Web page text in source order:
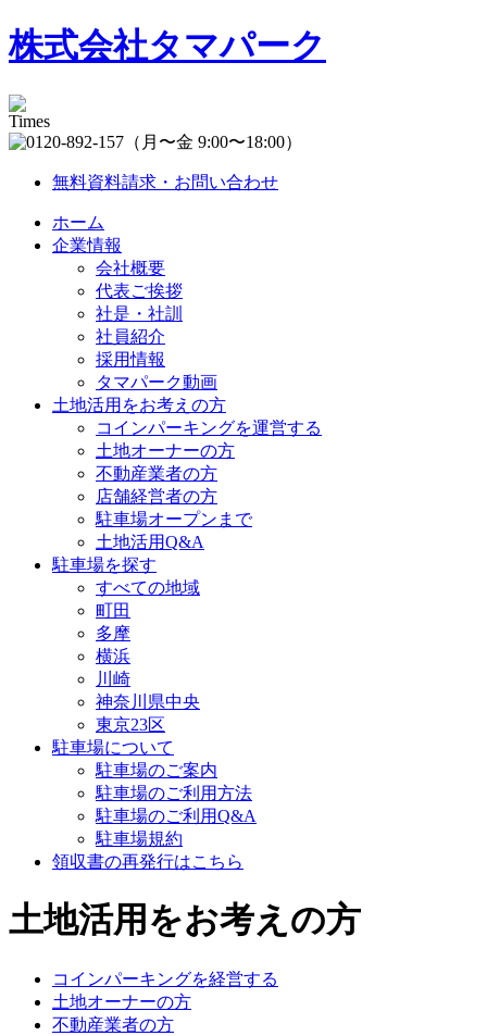
株式会社タマパーク
（月〜金 9:00〜18:00）
無料資料請求・お問い合わせ
ホーム
企業情報
会社概要
代表ご挨拶
社是・社訓
社員紹介
採用情報
タマパーク動画
土地活用をお考えの方
コインパーキングを運営する
土地オーナーの方
不動産業者の方
店舗経営者の方
駐車場オープンまで
土地活用Q&A
駐車場を探す
すべての地域
町田
多摩
横浜
川崎
神奈川県中央
東京23区
駐車場について
駐車場のご案内
駐車場のご利用方法
駐車場のご利用Q&A
駐車場規約
領収書の再発行はこちら
土地活用をお考えの方
コインパーキングを経営する
土地オーナーの方
不動産業者の方